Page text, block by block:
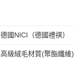
德國NICI（德國禮祺）
高級絨毛材質(聚酯纖維)